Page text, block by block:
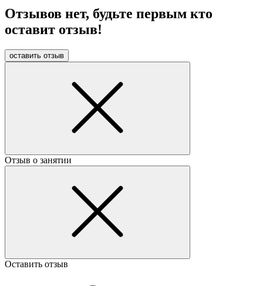
Отзывов нет, будьте первым кто
оставит отзыв!
оставить отзыв
Отзыв о занятии
Оставить отзыв